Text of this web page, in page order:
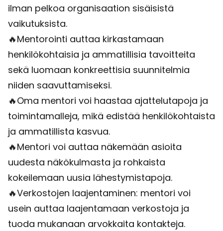
ilman pelkoa organisaation sisäisistä
vaikutuksista.
🔥Mentorointi auttaa kirkastamaan
henkilökohtaisia ja ammatillisia tavoitteita
sekä luomaan konkreettisia suunnitelmia
niiden saavuttamiseksi.
🔥Oma mentori voi haastaa ajattelutapoja ja
toimintamalleja, mikä edistää henkilökohtaista
ja ammatillista kasvua.
🔥Mentori voi auttaa näkemään asioita
uudesta näkökulmasta ja rohkaista
kokeilemaan uusia lähestymistapoja.
🔥Verkostojen laajentaminen: mentori voi
usein auttaa laajentamaan verkostoja ja
tuoda mukanaan arvokkaita kontakteja.